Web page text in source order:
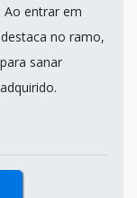
Ao entrar em
no ramo,
sanar